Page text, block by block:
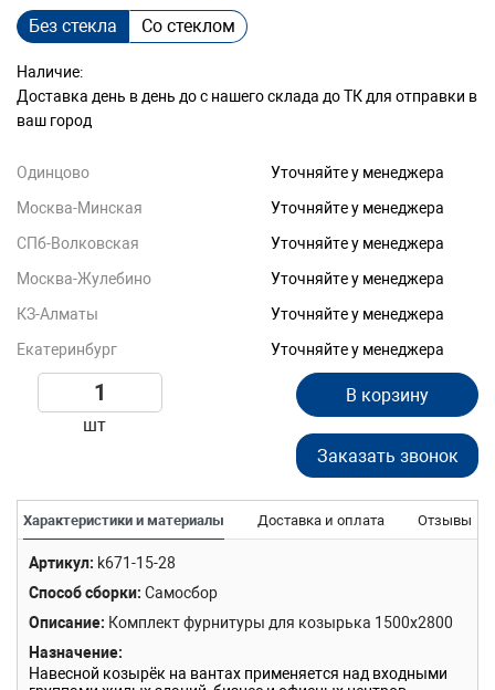
Без стекла Со стеклом
Наличие:
Доставка день в день до с нашего склада до ТК для отправки в
ваш город
Одинцово
Уточняйте у менеджера
Москва-Минская
Уточняйте у менеджера
СПб-Волковская
Уточняйте у менеджера
Москва-Жулебино
Уточняйте у менеджера
КЗ-Алматы
Уточняйте у менеджера
Екатеринбург
Уточняйте у менеджера
шт
В корзину
Заказать звонок
Характеристики и материалы Доставка и оплата Отзывы
Артикул k671-15-28
Способ сборки Самосбор
Описание Комплект фурнитуры для козырька 1500х2800
Назначение
Навесной козырёк на вантах применяется над входными